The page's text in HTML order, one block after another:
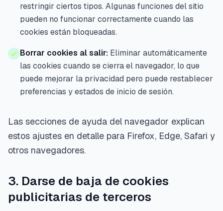
restringir ciertos tipos. Algunas funciones del sitio
pueden no funcionar correctamente cuando las
cookies están bloqueadas.
Borrar cookies al salir: Eliminar automáticamente
las cookies cuando se cierra el navegador, lo que
puede mejorar la privacidad pero puede restablecer
preferencias y estados de inicio de sesión.
Las secciones de ayuda del navegador explican
estos ajustes en detalle para Firefox, Edge, Safari y
otros navegadores.
3. Darse de baja de cookies
publicitarias de terceros